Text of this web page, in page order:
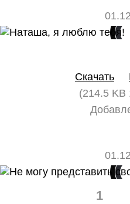
Скачать
(214.5 KB
1